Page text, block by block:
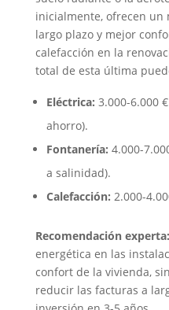
inicialmente, ofrecen un
largo plazo y mejor
calefacción en la
total de esta última
Eléctrica: 3.000-6.000
ahorro).
Fontanería: 4.000-
a salinidad).
Calefacción: 2.000-
Recomendación experta:
energética en las
confort de la vivienda,
reducir las facturas a